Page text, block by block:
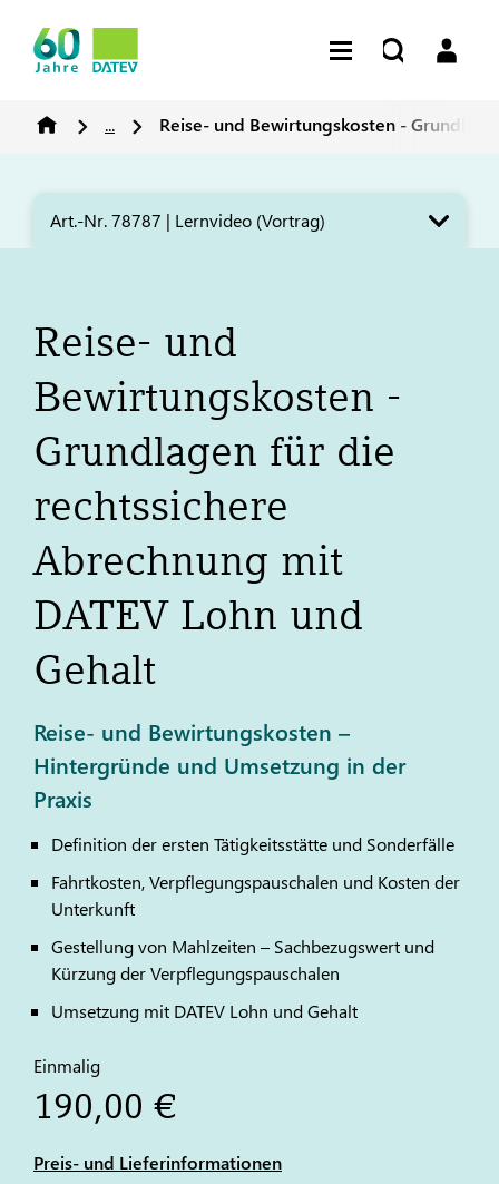
... Reise- und Bewirtungskosten -
Art.-Nr. 78787 | Lernvideo (Vortrag)
Reise- und
Bewirtungskosten -
Grundlagen für die
rechtssichere
Abrechnung mit
DATEVLohn und
Gehalt
Reise- und Bewirtungskosten –
Hintergründe und Umsetzung in der
Praxis
Definition der ersten Tätigkeitsstätte und Sonderfälle
Fahrtkosten, Verpflegungspauschalen und Kosten der
Unterkunft
Gestellung von Mahlzeiten – Sachbezugswert und
Kürzung der Verpflegungspauschalen
Umsetzung mit DATEV Lohn und Gehalt
Einmalig
190,00 €
Preis- und Lieferinformationen